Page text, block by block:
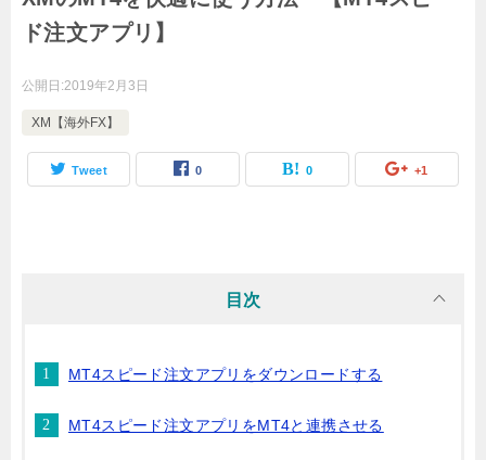
ド注文アプリ】
公開日:2019年2月3日
XM【海外FX】
Tweet 0 0 +1
目次
MT4スピード注文アプリをダウンロードする
MT4スピード注文アプリをMT4と連携させる